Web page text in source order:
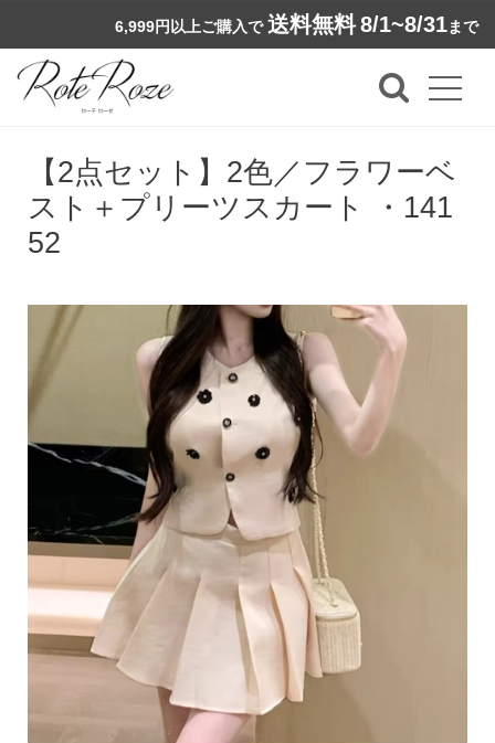
6,999円以上ご購入で 送料無料8/1~8/31まで
【2点セット】2色／フラワーベ
スト＋プリーツスカート ・141
52